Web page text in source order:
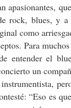
apasionantes,
rock, blues, y
como
Para
entender el
un
“Eso es